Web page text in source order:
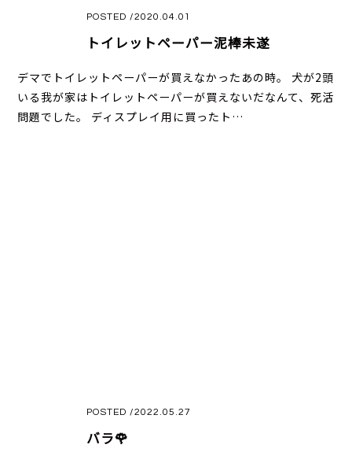
POSTED /2020.04.01
トイレットペーパー泥棒未遂
デマでトイレットペーパーが買えなかったあの時。 犬が2頭
いる我が家はトイレットペーパーが買えないだなんて、死活
問題でした。 ディスプレイ用に買ったト…
POSTED /2022.05.27
バラ🌹